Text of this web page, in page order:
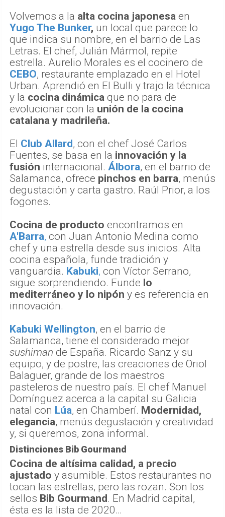
Volvemos a la alta cocina japonesa en
Yugo The Bunker, un local que parece lo
que indica su nombre, en el barrio de Las
Letras. El chef, Julián Mármol, repite
estrella. Aurelio Morales es el cocinero de
CEBO, restaurante emplazado en el Hotel
Urban. Aprendió en El Bulli y trajo la técnica
y la cocina dinámica que no para de
evolucionar con la unión de la cocina
catalana y madrileña.
El Club Allard, con el chef José Carlos
Fuentes, se basa en la innovación y la
fusión internacional. Álbora, en el barrio de
Salamanca, ofrece pinchos en barra, menús
degustación y carta gastro. Raúl Prior, a los
fogones.
Cocina de producto encontramos en
A'Barra, con Juan Antonio Medina como
chef y una estrella desde sus inicios. Alta
cocina española, funde tradición y
vanguardia. Kabuki, con Víctor Serrano,
sigue sorprendiendo. Funde lo
mediterráneo y lo nipón y es referencia en
innovación.
Kabuki Wellington, en el barrio de
Salamanca, tiene el considerado mejor
sushiman de España. Ricardo Sanz y su
equipo, y de postre, las creaciones de Oriol
Balaguer, grande de los maestros
pasteleros de nuestro país. El chef Manuel
Domínguez acerca a la capital su Galicia
natal con Lúa, en Chamberí. Modernidad,
elegancia, menús degustación y creatividad
y, si queremos, zona informal.
Distinciones Bib Gourmand
Cocina de altísima calidad, a precio
ajustado y asumible. Estos restaurantes no
tocan las estrellas, pero las rozan. Son los
sellos Bib Gourmand . En Madrid capital,
ésta es la lista de 2020…